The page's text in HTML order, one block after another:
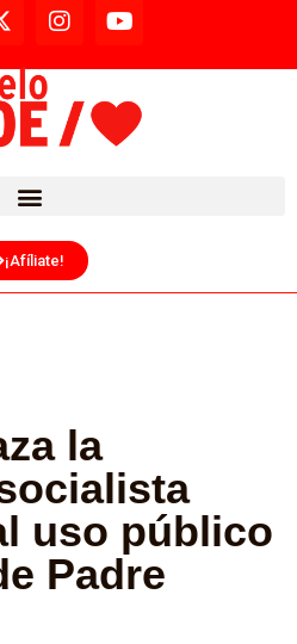
¡Afíliate!
la
uso público
Padre